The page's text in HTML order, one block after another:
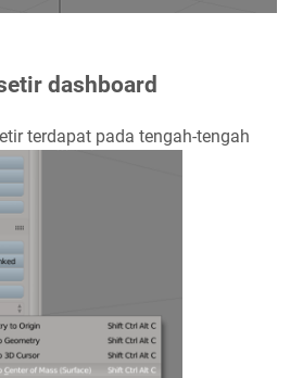
dashboard
terdapat pada tengah-tengah